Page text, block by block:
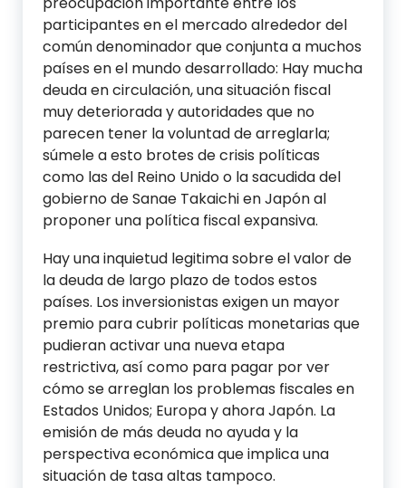
participantes en el mercado alrededor del
común denominador que conjunta a muchos
países en el mundo desarrollado: Hay mucha
deuda en circulación, una situación fiscal
muy deteriorada y autoridades que no
parecen tener la voluntad de arreglarla;
súmele a esto brotes de crisis políticas
como las del Reino Unido o la sacudida del
gobierno de Sanae Takaichi en Japón al
proponer una política fiscal expansiva.
Hay una inquietud legitima sobre el valor de
la deuda de largo plazo de todos estos
países. Los inversionistas exigen un mayor
premio para cubrir políticas monetarias que
pudieran activar una nueva etapa
restrictiva, así como para pagar por ver
cómo se arreglan los problemas fiscales en
Estados Unidos; Europa y ahora Japón. La
emisión de más deuda no ayuda y la
perspectiva económica que implica una
situación de tasa altas tampoco.